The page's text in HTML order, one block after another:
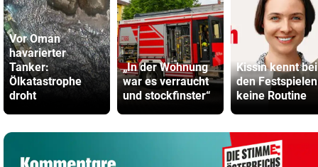
Vor Oman
havarierter
Tanker:
Ölkatastrophe
droht
„In der Wohnung
war es verraucht
und stockfinster“
Kissin kennt bei
den Festspielen
keine Routine